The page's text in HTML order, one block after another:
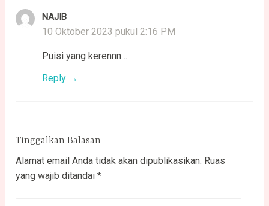
NAJIB
10 Oktober 2023 pukul 2:16 PM
Puisi yang kerennn…
Reply
Tinggalkan Balasan
Alamat email Anda tidak akan dipublikasikan. Ruas
yang wajib ditandai*